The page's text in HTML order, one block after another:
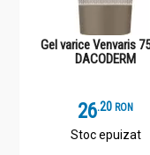
Gel varice Venvaris
DACODERM
26.2 RON
Stoc epuizat